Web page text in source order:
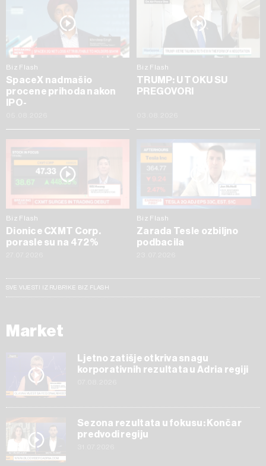
Biz Flash
SpaceX nadmašio
procene prihoda nakon
IPO-
Biz Flash
TRUMP: U TOKU SU
PREGOVORI
Biz Flash
Dionice CXMT Corp.
porasle su na 472%
Biz Flash
Zarada Tesle ozbiljno
podbacila
SVE VIJESTI IZ RUBRIKE BIZ FLASH
Market
Ljetno zatišje otkriva snagu
korporativnih rezultata u Adria regiji
Sezona rezultata u fokusu: Končar
predvodi regiju